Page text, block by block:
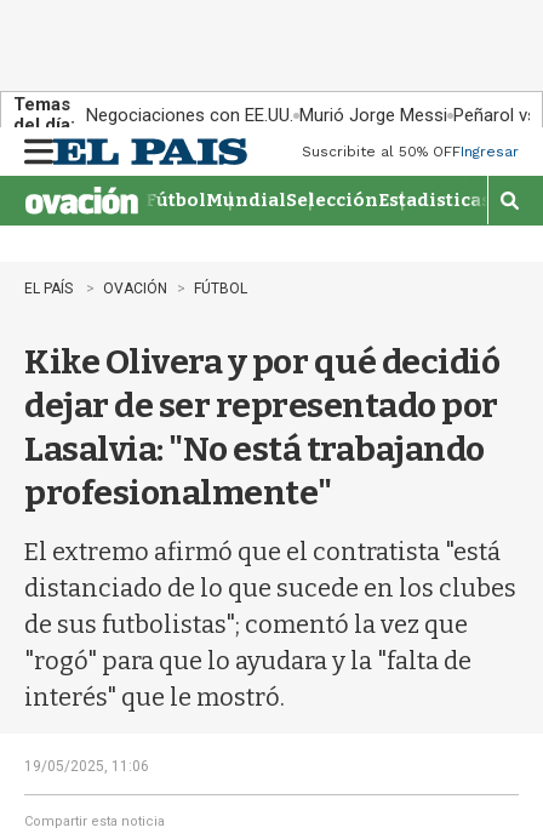
Temas
del día: Negociaciones con EE.UU. Murió Jorge Messi Peñarol
n
u
Suscribite al 50% OFFIngresar
FútbolMundialSelecciónEstadisticas
M
o
EL PAÍS OVACIÓN FÚTBOL
Kike Olivera y por qué decidió
dejar de ser representado por
Lasalvia: "No está trabajando
profesionalmente"
El extremo afirmó que el contratista "está
distanciado de lo que sucede en los clubes
de sus futbolistas"; comentó la vez que
"rogó" para que lo ayudara y la "falta de
interés" que le mostró.
19/05/2025, 11:06
Compartir esta noticia